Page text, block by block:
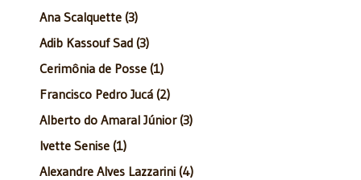
Ana Scalquette (3)
Adib Kassouf Sad (3)
Cerimônia de Posse (1)
Francisco Pedro Jucá (2)
Alberto do Amaral Júnior (3)
Ivette Senise (1)
Alexandre Alves Lazzarini (4)